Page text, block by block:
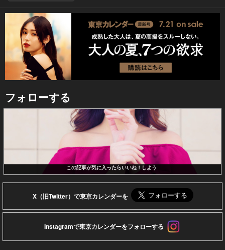
フォローする
この記事が気に入ったらいいね！しよう
X（旧Twitter）で東京カレンダーを
Instagramで東京カレンダーをフォローする